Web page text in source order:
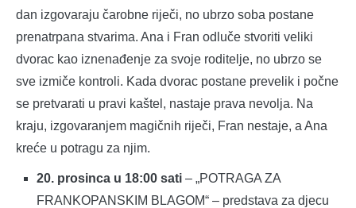
dan izgovaraju čarobne riječi, no ubrzo soba postane
prenatrpana stvarima. Ana i Fran odluče stvoriti veliki
dvorac kao iznenađenje za svoje roditelje, no ubrzo se
sve izmiče kontroli. Kada dvorac postane prevelik i počne
se pretvarati u pravi kaštel, nastaje prava nevolja. Na
kraju, izgovaranjem magičnih riječi, Fran nestaje, a Ana
kreće u potragu za njim.
20. prosinca u 18:00 sati– „POTRAGA ZA
FRANKOPANSKIM BLAGOM“ – predstava za djecu